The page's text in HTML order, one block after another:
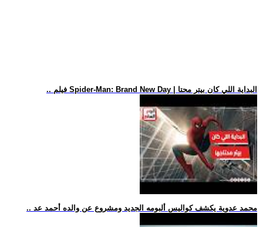
.. فيلم Spider-Man: Brand New Day | البداية اللي كان بيتر محتا
.. محمد عدوية يكشف كواليس ألبومه الجديد ومشروع عن والده أحمد عد